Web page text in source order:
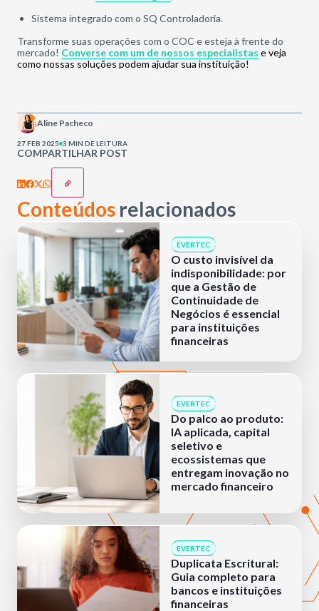
Sistema integrado com o SQ Controladoria.
Transforme suas operações com o COC e esteja à frente do
mercado! Converse com um de nossos especialistas e veja
como nossas soluções podem ajudar sua instituição!
COMPARTILHAR POST
Aline Pacheco
27 FEB 2025 3 MIN DE LEITURA
Conteúdos relacionados
EVERTEC
O custo invisível da
indisponibilidade: por
que a Gestão de
Continuidade de
Negócios é essencial
para instituições
financeiras
EVERTEC
Do palco ao produto:
IA aplicada, capital
seletivo e
ecossistemas que
entregam inovação no
mercado financeiro
EVERTEC
Duplicata Escritural:
Guia completo para
bancos e instituições
financeiras